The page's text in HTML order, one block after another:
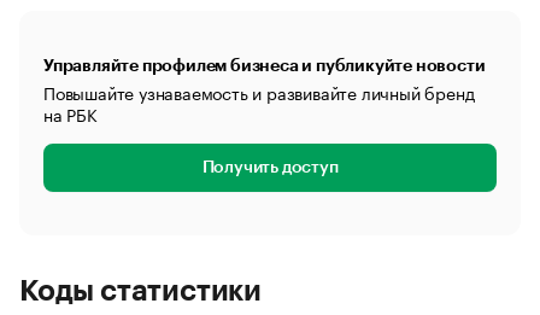
Управляйте профилем бизнеса и публикуйте новости
Повышайте узнаваемость и развивайте личный бренд
на РБК
Получить доступ
Коды статистики